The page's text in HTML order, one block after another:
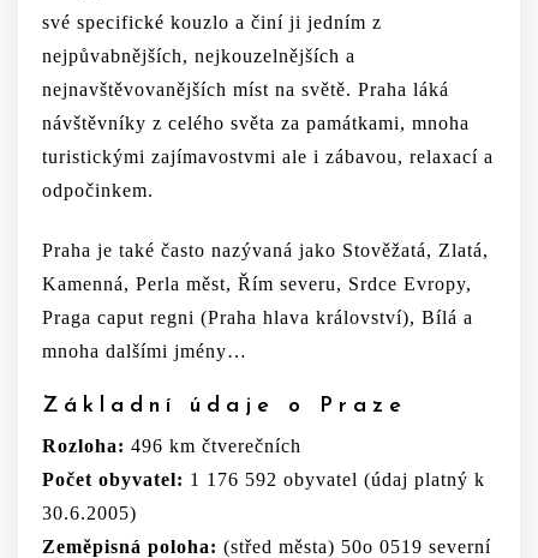
své specifické kouzlo a činí ji jedním z
nejpůvabnějších, nejkouzelnějších a
nejnavštěvovanějších míst na světě. Praha láká
návštěvníky z celého světa za památkami, mnoha
turistickými zajímavostvmi ale i zábavou, relaxací a
odpočinkem.
Praha je také často nazývaná jako Stověžatá, Zlatá,
Kamenná, Perla měst, Řím severu, Srdce Evropy,
Praga caput regni (Praha hlava království), Bílá a
mnoha dalšími jmény…
Základní údaje o Praze
Rozloha: 496 km čtverečních
Počet obyvatel: 1 176 592 obyvatel (údaj platný k
30.6.2005)
Zeměpisná poloha: (střed města) 50o 0519 severní